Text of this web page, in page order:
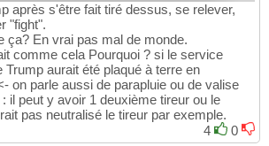
après s'être fait tiré dessus, se relever,
"fight".
ça? En vrai pas mal de monde.
comme cela Pourquoi ? si le service
Trump aurait été plaqué à terre en
on parle aussi de parapluie ou de valise
il peut y avoir 1 deuxième tireur ou le
pas neutralisé le tireur par exemple.
4
0